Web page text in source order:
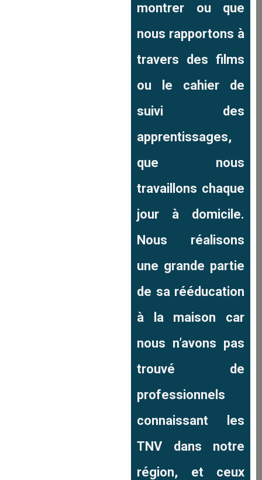
montrer ou que
nous rapportons à
travers des films
ou le cahier de
suivi des
apprentissages,
que nous
travaillons chaque
jour à domicile.
Nous réalisons
une grande partie
de sa rééducation
à la maison car
nous n’avons pas
trouvé de
professionnels
connaissant les
TNV dans notre
région, et ceux